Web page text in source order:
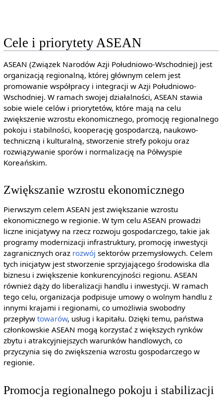
Cele i priorytety ASEAN
ASEAN (Związek Narodów Azji Południowo-Wschodniej) jest
organizacją regionalną, której głównym celem jest
promowanie współpracy i integracji w Azji Południowo-
Wschodniej. W ramach swojej działalności, ASEAN stawia
sobie wiele celów i priorytetów, które mają na celu
zwiększenie wzrostu ekonomicznego, promocję regionalnego
pokoju i stabilności, kooperację gospodarczą, naukowo-
techniczną i kulturalną, stworzenie strefy pokoju oraz
rozwiązywanie sporów i normalizację na Półwyspie
Koreańskim.
Zwiększanie wzrostu ekonomicznego
Pierwszym celem ASEAN jest zwiększanie wzrostu
ekonomicznego w regionie. W tym celu ASEAN prowadzi
liczne inicjatywy na rzecz rozwoju gospodarczego, takie jak
programy modernizacji infrastruktury, promocję inwestycji
zagranicznych oraz rozwój sektorów przemysłowych. Celem
tych inicjatyw jest stworzenie sprzyjającego środowiska dla
biznesu i zwiększenie konkurencyjności regionu. ASEAN
również dąży do liberalizacji handlu i inwestycji. W ramach
tego celu, organizacja podpisuje umowy o wolnym handlu z
innymi krajami i regionami, co umożliwia swobodny
przepływ towarów, usług i kapitału. Dzięki temu, państwa
członkowskie ASEAN mogą korzystać z większych rynków
zbytu i atrakcyjniejszych warunków handlowych, co
przyczynia się do zwiększenia wzrostu gospodarczego w
regionie.
Promocja regionalnego pokoju i stabilizacji